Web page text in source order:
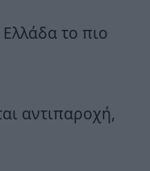
το πιο
αντιπαροχή,